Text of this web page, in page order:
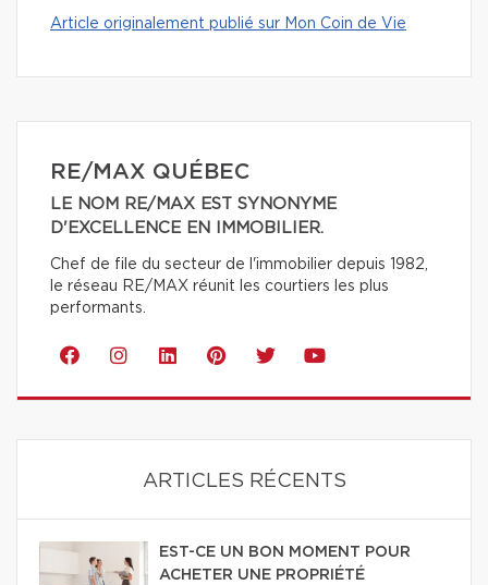
Article originalement publié sur Mon Coin de Vie
RE/MAX QUÉBEC
LE NOM RE/MAX EST SYNONYME
D'EXCELLENCE EN IMMOBILIER.
Chef de file du secteur de l'immobilier depuis 1982,
le réseau RE/MAX réunit les courtiers les plus
performants.
ARTICLES RÉCENTS
EST-CE UN BON MOMENT POUR
ACHETER UNE PROPRIÉTÉ